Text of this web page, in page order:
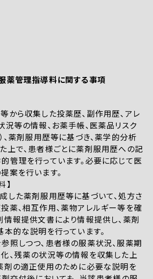
薬管理指導料に関する事項
から収集した投薬歴、副作用歴、アレ
況等の情報、お薬手帳、医薬品リスク
、薬剤服用歴等に基づき、薬学的分析
上で、患者様ごとに薬剤服用歴への記
管理を行っています。必要に応じて医
案を行います。
】
した薬剤服用歴等に基づいて、処方さ
薬、相互作用、薬物アレルギー等を確
情報提供文書により情報提供し、薬剤
本的な説明を行っています。
照しつつ、患者様の服薬状況、服薬期
、残薬の状況等の情報を収集した上
剤の適正使用のために必要な説明を